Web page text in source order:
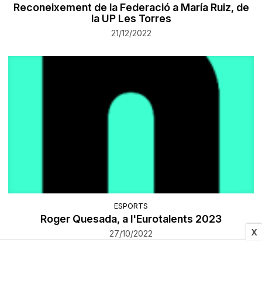
X
Reconeixement de la Federació a María Ruiz, de
la UP Les Torres
21/12/2022
ESPORTS
Roger Quesada, a l'Eurotalents 2023
27/10/2022